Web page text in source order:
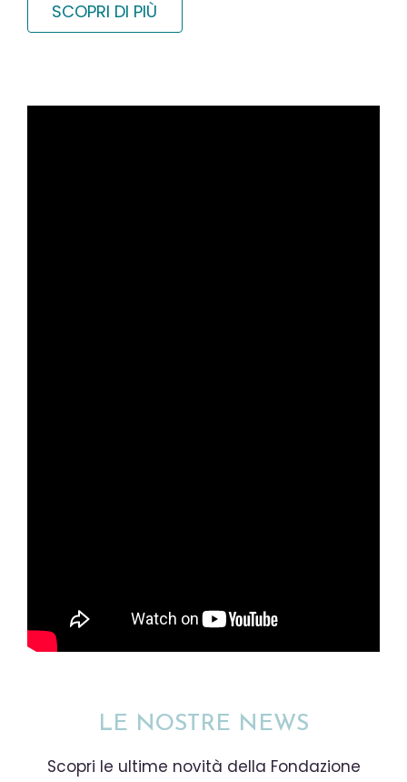
SCOPRI DI PIÙ
LE NOSTRE NEWS
Scopri le ultime novità della Fondazione